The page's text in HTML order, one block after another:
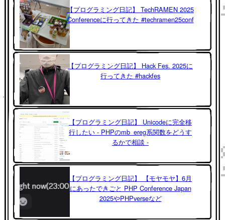
【プログラミング日記】 TechRAMEN 2025
Conferenceに行ってきた #techramen25conf
【プログラミング日記】 Hack Fes. 2025に
行ってきた #hackfes
【プログラミング日記】 Unicodeに完全移
行したい - PHPのmb_ereg系関数をどうす
るかで相談 -
【プログラミング日記】 【モヤモヤ】6月
にあったできごと PHP Conference Japan
2025やPHPverseなど